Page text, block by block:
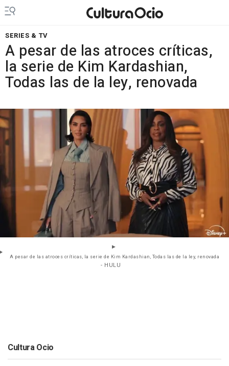
SERIES & TV
A pesar de las atroces críticas,
la serie de Kim Kardashian,
Todas las de la ley, renovada
A pesar de las atroces críticas, la serie de Kim Kardashian, Todas las de la ley, renovada
- HULU
Cultura Ocio